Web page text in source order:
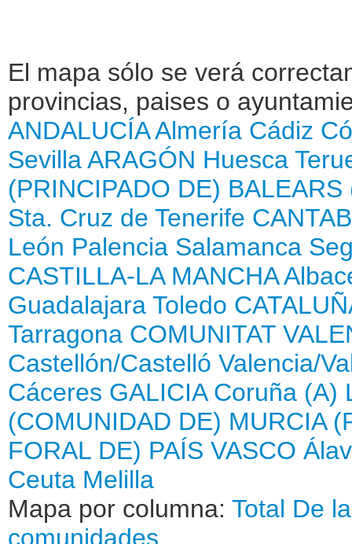
El mapa sólo se verá
provincias, paises o
ANDALUCÍAAlmería Cádiz
SevillaARAGÓN Huesca
(PRINCIPADO DE) BALEARS
Sta. Cruz de Tenerife
León Palencia Salamanca
CASTILLA-LA MANCHA
Guadalajara Toledo
Tarragona COMUNITAT
Castellón/Castelló Valencia/
Cáceres GALICIA Coruña (A)
(COMUNIDAD DE) MURCIA
FORAL DE) PAÍS VASCO
Ceuta Melilla
Mapa por columna: Total De
comunidades